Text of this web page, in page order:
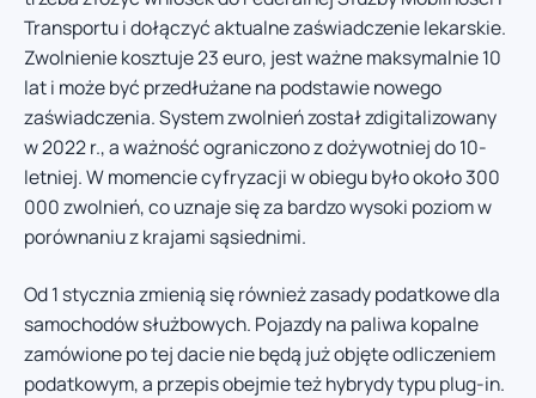
Transportu i dołączyć aktualne zaświadczenie lekarskie.
Zwolnienie kosztuje 23 euro, jest ważne maksymalnie 10
lat i może być przedłużane na podstawie nowego
zaświadczenia. System zwolnień został zdigitalizowany
w 2022 r., a ważność ograniczono z dożywotniej do 10-
letniej. W momencie cyfryzacji w obiegu było około 300
000 zwolnień, co uznaje się za bardzo wysoki poziom w
porównaniu z krajami sąsiednimi.
Od 1 stycznia zmienią się również zasady podatkowe dla
samochodów służbowych. Pojazdy na paliwa kopalne
zamówione po tej dacie nie będą już objęte odliczeniem
podatkowym, a przepis obejmie też hybrydy typu plug-in.